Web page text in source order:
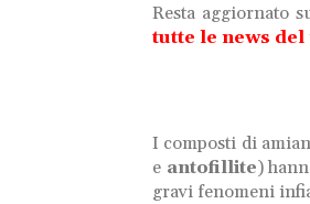
Resta aggiornato
tutte le news
I composti di
e antofillite)
gravi fenomeni